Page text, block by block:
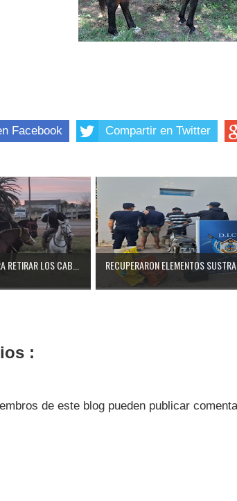
Facebook Compartir en Twitter
RETIRAR LOS CAB... RECUPERARON ELEMENTOS
:
de este blog pueden publicar